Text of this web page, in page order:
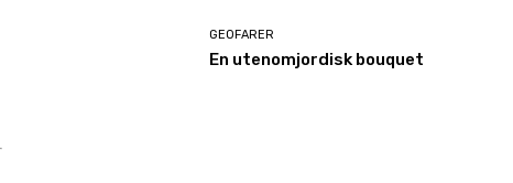
GEOFARER
En utenomjordisk bouquet